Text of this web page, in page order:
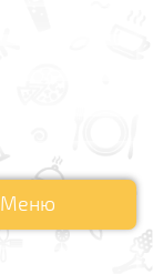
Меню